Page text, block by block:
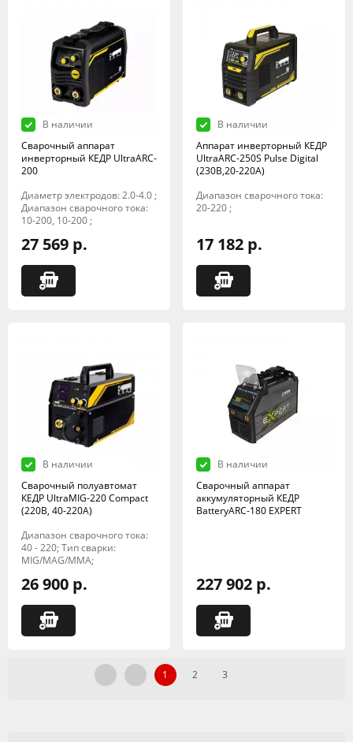
В наличии
Сварочный аппарат
инверторный КЕДР UltraARC-
200
Диаметр электродов: 2.0-4.0 ;
Диапазон сварочного тока:
10-200, 10-200 ;
27 569 р.
В наличии
Аппарат инверторный КЕДР
UltraARC-250S Pulse Digital
(230В,20-220А)
Диапазон сварочного тока:
20-220 ;
17 182 р.
В наличии
Сварочный полуавтомат
КЕДР UltraMIG-220 Compact
(220B, 40-220A)
Диапазон сварочного тока:
40 - 220; Тип сварки:
MIG/MAG/MMA;
26 900 р.
В наличии
Сварочный аппарат
аккумуляторный КЕДР
BatteryARC-180 EXPERT
227 902 р.
1 2 3